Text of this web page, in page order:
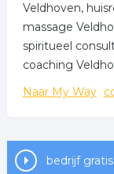
Veldhoven,
massage
spiritueel
coaching
Naar My Way
bedrijf